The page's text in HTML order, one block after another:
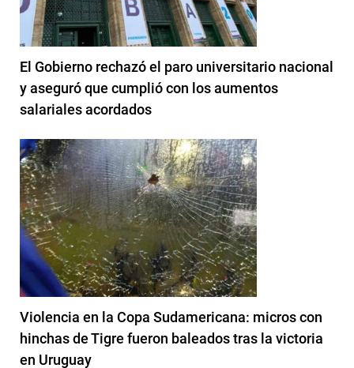
El Gobierno rechazó el paro universitario nacional
y aseguró que cumplió con los aumentos
salariales acordados
Violencia en la Copa Sudamericana: micros con
hinchas de Tigre fueron baleados tras la victoria
en Uruguay